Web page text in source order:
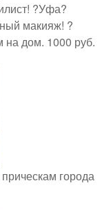
?Уфа?
макияж! ?
на дом. 1000 руб.
города